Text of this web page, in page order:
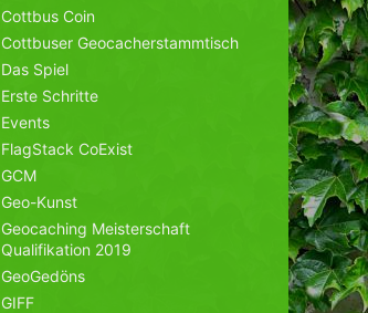
Cottbus Coin
Cottbuser Geocacherstammtisch
Das Spiel
Erste Schritte
Events
FlagStack CoExist
GCM
Geo-Kunst
Geocaching Meisterschaft
Qualifikation 2019
GeoGedöns
GIFF